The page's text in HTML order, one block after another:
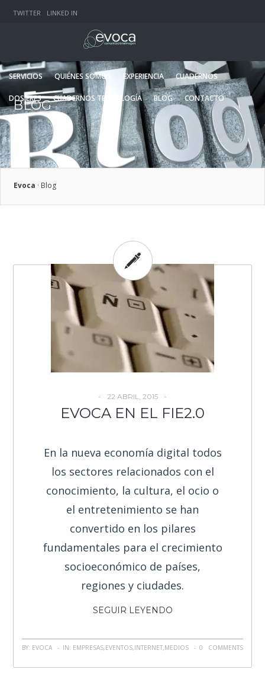
TWITTER LINKED IN
SERVICIOS QUIÉNES SOMOS EXPERIENCIA CUADERNOS
DOSIERES CUADERNOS TECNOLOGÍA BLOG CONTACTO
BLOG
Evoca · Blog
22 ABRIL, 2015
EVOCA EN EL FIE2.0
En la nueva economía digital todos
los sectores relacionados con el
conocimiento, la cultura, el ocio o
el entretenimiento se han
convertido en los pilares
fundamentales para el crecimiento
socioeconómico de países,
regiones y ciudades.
SEGUIR LEYENDO
BY: EVOCA - IN: EMPRESAS,EVENTOS,INTERNET,MEDIOS - 0 COMMENTS